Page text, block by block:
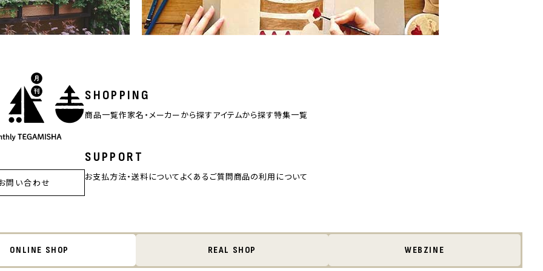
SHOPPING
商品一覧作家名・メーカーから探すアイテムから探す特集一覧
SUPPORT
お支払方法・送料についてよくあるご質問商品の利用について
問い合わせ
ONLINE SHOP REAL SHOP WEBZINE